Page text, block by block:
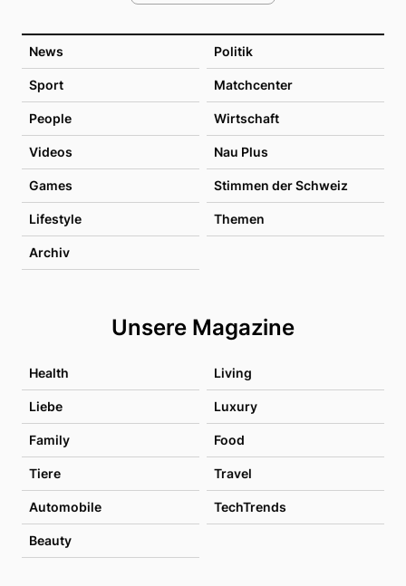
News Politik
Sport Matchcenter
People Wirtschaft
Videos Nau Plus
Games Stimmen der Schweiz
Lifestyle Themen
Archiv
Unsere Magazine
Health Living
Liebe Luxury
Family Food
Tiere Travel
Automobile TechTrends
Beauty